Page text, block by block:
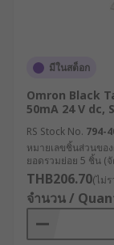
วงจรของ
สามารถท
คุณสมบัติพิเ
กับคุณสมบัติ
คีย์ หรือ กา
การใช้งาน
RS จำห
Switches
คุณภาพร
มีในสต็อก
Omron Black
50mA 24 V dc,
RS Stock No. 794-
หมายเลขชิ้นส่วนขอ
ยอดรวมย่อย 5 ชิ้น (
THB206.70(ไม่
จำนวน /